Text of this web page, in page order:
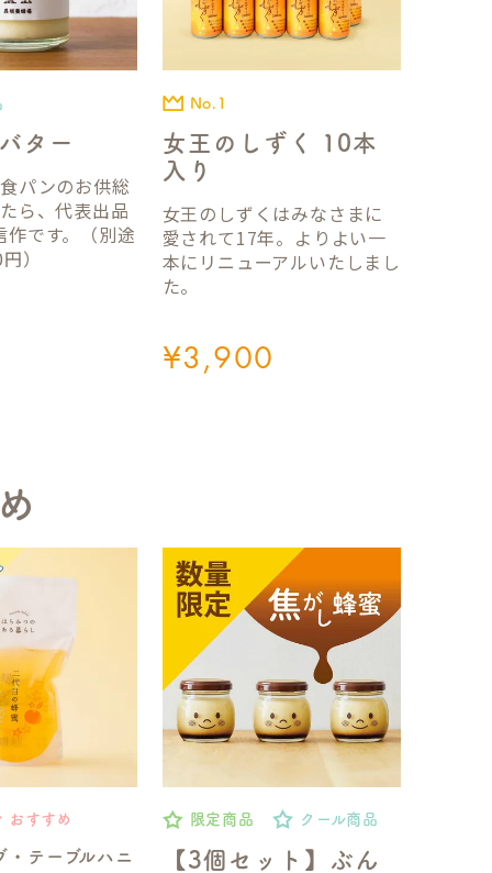
ター
パンのお供総
ら、代表出品
作です。（別途
）
女王のしずく 10本
入り
No.1
¥3,900
女王のしずくはみなさまに
愛されて17年。よりよい一
本にリニューアルいたしまし
た。
・テーブルハニ
おすすめ
【3個セット】ぶん
限定商品 クール商品